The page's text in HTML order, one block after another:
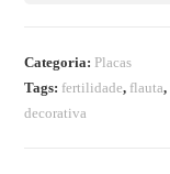
Categoria: Placas
Tags: fertilidade, flauta,
decorativa